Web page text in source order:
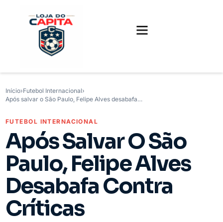
Início›Futebol Internacional›
Após salvar o São Paulo, Felipe Alves desabafa…
FUTEBOL INTERNACIONAL
Após Salvar O São
Paulo, Felipe Alves
Desabafa Contra
Críticas